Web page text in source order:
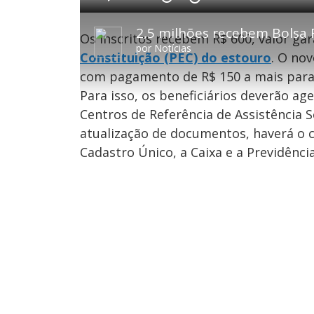
por Notícias
P
l
y
V
o
t
a
r
1
0
s
e
g
n
d
s
A
v
n
ç
a
1
0
e
u
n
o
s
d
e
0
.
6
%
Os inscritos recebem R$ 600, valor
Constituição (PEC) do estouro. O
com pagamento de R$ 150 a mais
Para isso, os beneficiários deverão
Centros de Referência de Assistência
atualização de documentos, haverá o
Cadastro Único, a Caixa e a